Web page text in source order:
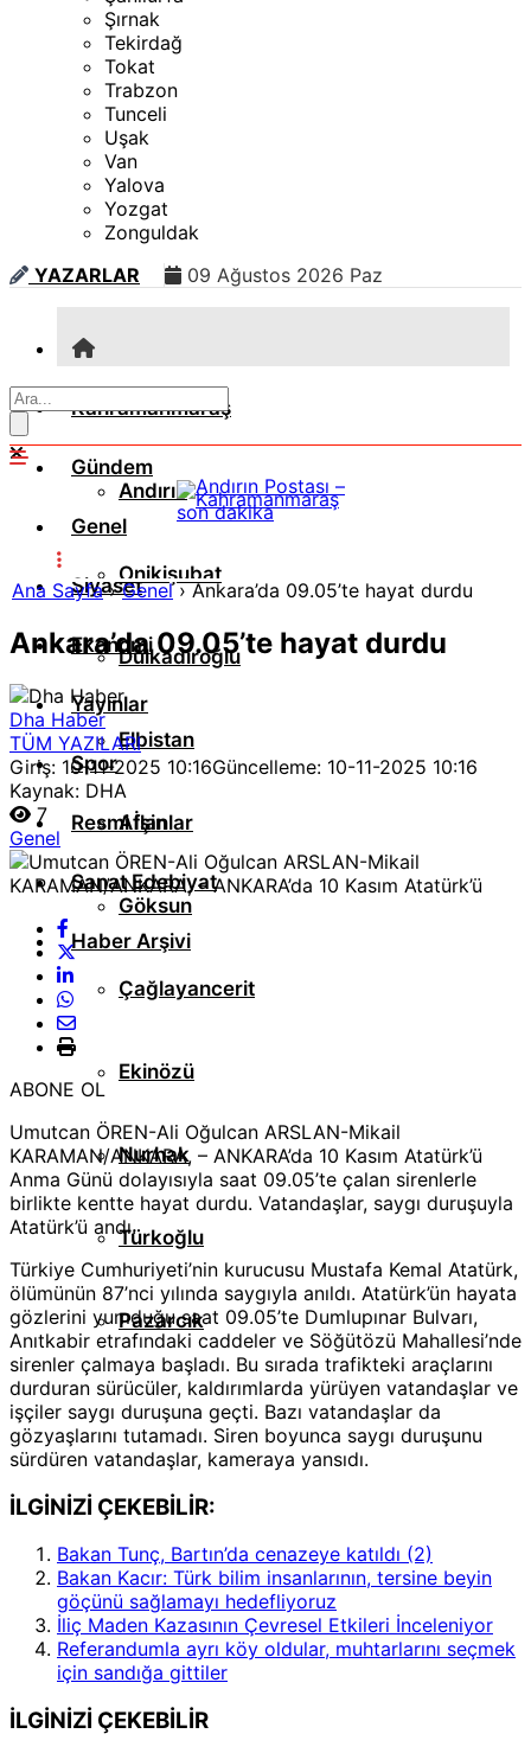
Şırnak
Tekirdağ
Tokat
Trabzon
Tunceli
Uşak
Van
Yalova
Yozgat
Zonguldak
YAZARLAR
09 Ağustos 2026 Paz
Kahramanmaraş
Andırın
Onikişubat
Dulkadiroğlu
Elbistan
Afşin
Göksun
Çağlayancerit
Ekinözü
Nurhak
Türkoğlu
Pazarcık
Gündem
Genel
Siyaset
Ekonomi
Yayınlar
Spor
Resmi İlanlar
Sanat Edebiyat
Haber Arşivi
Ana Sayfa›Genel›Ankara’da 09.05’te hayat durdu
Ankara’da 09.05’te hayat durdu
Dha Haber
TÜM YAZILARI
Giriş: 10-11-2025 10:16Güncelleme: 10-11-2025 10:16
Kaynak: DHA
7
Genel
ABONE OL
Umutcan ÖREN-Ali Oğulcan ARSLAN-Mikail
KARAMAN/ANKARA, – ANKARA’da 10 Kasım Atatürk’ü
Anma Günü dolayısıyla saat 09.05’te çalan sirenlerle
birlikte kentte hayat durdu. Vatandaşlar, saygı duruşuyla
Atatürk’ü andı.
Türkiye Cumhuriyeti’nin kurucusu Mustafa Kemal Atatürk,
ölümünün 87’nci yılında saygıyla anıldı. Atatürk’ün hayata
gözlerini yumduğu saat 09.05’te Dumlupınar Bulvarı,
Anıtkabir etrafındaki caddeler ve Söğütözü Mahallesi’nde
sirenler çalmaya başladı. Bu sırada trafikteki araçlarını
durduran sürücüler, kaldırımlarda yürüyen vatandaşlar ve
işçiler saygı duruşuna geçti. Bazı vatandaşlar da
gözyaşlarını tutamadı. Siren boyunca saygı duruşunu
sürdüren vatandaşlar, kameraya yansıdı.
İLGİNİZİ ÇEKEBİLİR:
Bakan Tunç, Bartın’da cenazeye katıldı (2)
Bakan Kacır: Türk bilim insanlarının, tersine beyin
göçünü sağlamayı hedefliyoruz
İliç Maden Kazasının Çevresel Etkileri İnceleniyor
Referandumla ayrı köy oldular, muhtarlarını seçmek
için sandığa gittiler
İLGİNİZİ ÇEKEBİLİR